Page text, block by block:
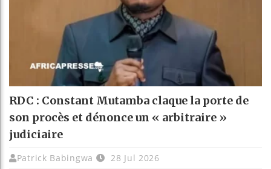
RDC : Constant Mutamba claque la porte de
son procès et dénonce un « arbitraire »
judiciaire
Patrick Babingwa 28 Jul 2026